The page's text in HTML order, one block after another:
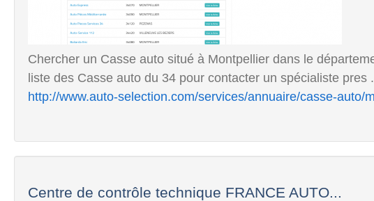
Chercher un Casse auto situé à Montpellier dans le
liste des Casse auto du 34 pour contacter un spécialiste pres
http://www.auto-selection.com/services/annuaire/casse-auto/
Centre de contrôle technique FRANCE AUTO...